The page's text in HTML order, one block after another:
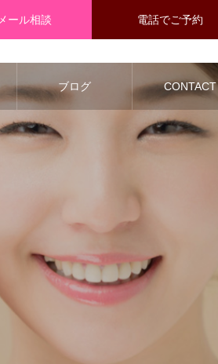
ール相談 電話でご予約
ブログ CONTACT